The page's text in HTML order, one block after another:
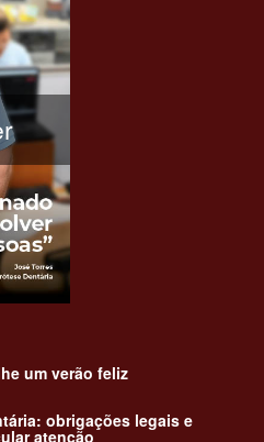
um verão feliz
obrigações legais e
atenção